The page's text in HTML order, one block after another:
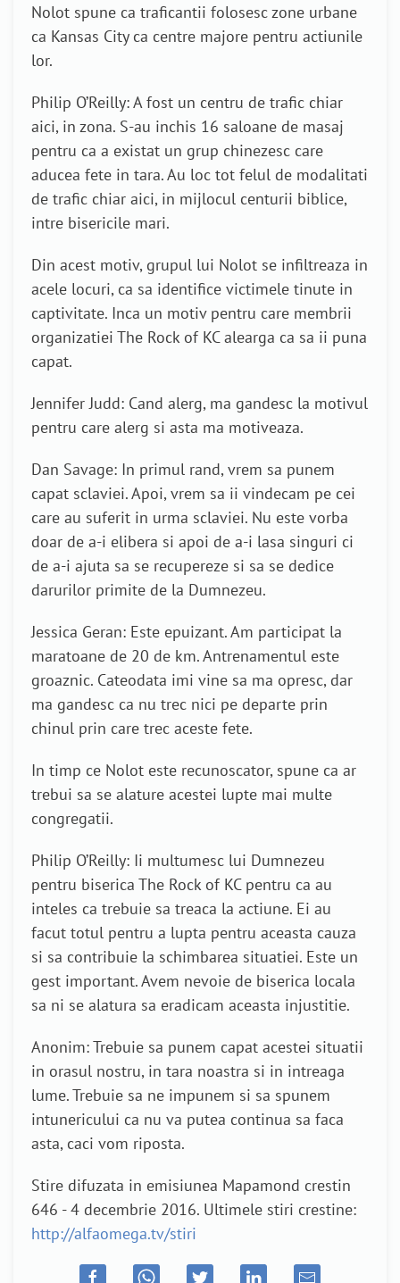
Nolot spune ca traficantii folosesc zone urbane
ca Kansas City ca centre majore pentru actiunile
lor.
Philip O’Reilly: A fost un centru de trafic chiar
aici, in zona. S-au inchis 16 saloane de masaj
pentru ca a existat un grup chinezesc care
aducea fete in tara. Au loc tot felul de modalitati
de trafic chiar aici, in mijlocul centurii biblice,
intre bisericile mari.
Din acest motiv, grupul lui Nolot se infiltreaza in
acele locuri, ca sa identifice victimele tinute in
captivitate. Inca un motiv pentru care membrii
organizatiei The Rock of KC alearga ca sa ii puna
capat.
Jennifer Judd: Cand alerg, ma gandesc la motivul
pentru care alerg si asta ma motiveaza.
Dan Savage: In primul rand, vrem sa punem
capat sclaviei. Apoi, vrem sa ii vindecam pe cei
care au suferit in urma sclaviei. Nu este vorba
doar de a-i elibera si apoi de a-i lasa singuri ci
de a-i ajuta sa se recupereze si sa se dedice
darurilor primite de la Dumnezeu.
Jessica Geran: Este epuizant. Am participat la
maratoane de 20 de km. Antrenamentul este
groaznic. Cateodata imi vine sa ma opresc, dar
ma gandesc ca nu trec nici pe departe prin
chinul prin care trec aceste fete.
In timp ce Nolot este recunoscator, spune ca ar
trebui sa se alature acestei lupte mai multe
congregatii.
Philip O’Reilly: Ii multumesc lui Dumnezeu
pentru biserica The Rock of KC pentru ca au
inteles ca trebuie sa treaca la actiune. Ei au
facut totul pentru a lupta pentru aceasta cauza
si sa contribuie la schimbarea situatiei. Este un
gest important. Avem nevoie de biserica locala
sa ni se alatura sa eradicam aceasta injustitie.
Anonim: Trebuie sa punem capat acestei situatii
in orasul nostru, in tara noastra si in intreaga
lume. Trebuie sa ne impunem si sa spunem
intunericului ca nu va putea continua sa faca
asta, caci vom riposta.
Stire difuzata in emisiunea Mapamond crestin
646 - 4 decembrie 2016. Ultimele stiri crestine:
http://alfaomega.tv/stiri